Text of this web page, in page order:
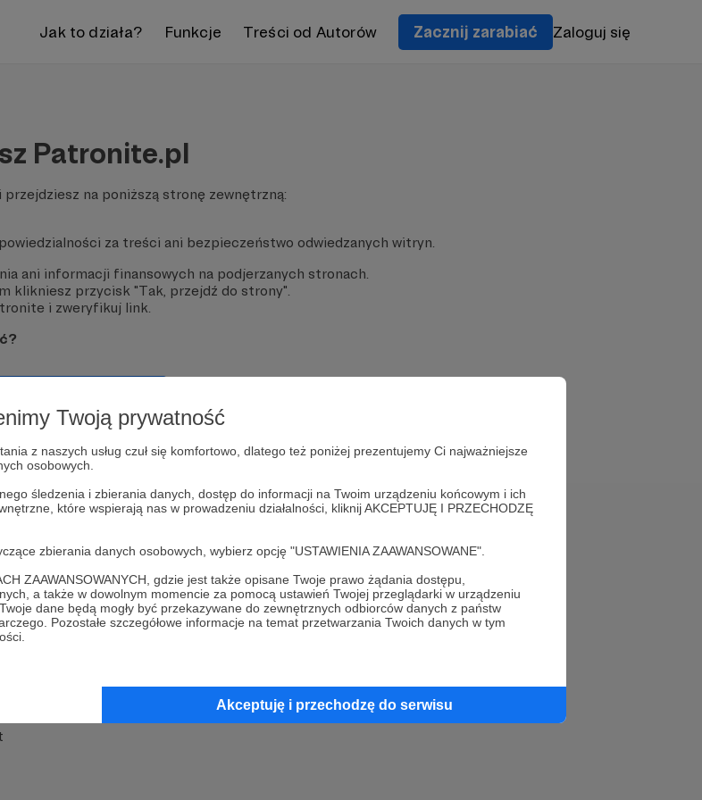
Twoją prywatność
z naszych usług czuł się komfortowo, dlatego też poniżej prezentujemy Ci najważniejsze
osobowych.
śledzenia i zbierania danych, dostęp do informacji na Twoim urządzeniu końcowym i ich
które wspierają nas w prowadzeniu działalności, kliknij AKCEPTUJĘ I PRZECHODZĘ
zbierania danych osobowych, wybierz opcję "USTAWIENIA ZAAWANSOWANE".
ZAAWANSOWANYCH, gdzie jest także opisane Twoje prawo żądania dostępu,
a także w dowolnym momencie za pomocą ustawień Twojej przeglądarki w urządzeniu
dane będą mogły być przekazywane do zewnętrznych odbiorców danych z państw
Pozostałe szczegółowe informacje na temat przetwarzania Twoich danych w tym
Akceptuję i przechodzę do serwisu
Jak to działa? Funkcje Treści od Autorów Zacznij zarabiać Zaloguj się
Patronite.pl
na poniższą stronę zewnętrzną:
za treści ani bezpieczeństwo odwiedzanych witryn.
ani informacji finansowych na podjerzanych stronach.
klikniesz przycisk "Tak, przejdź do strony".
i zweryfikuj link.
MCN Patronite
Suppi.pl
FAQ
Kontakt z zespołem Patronite